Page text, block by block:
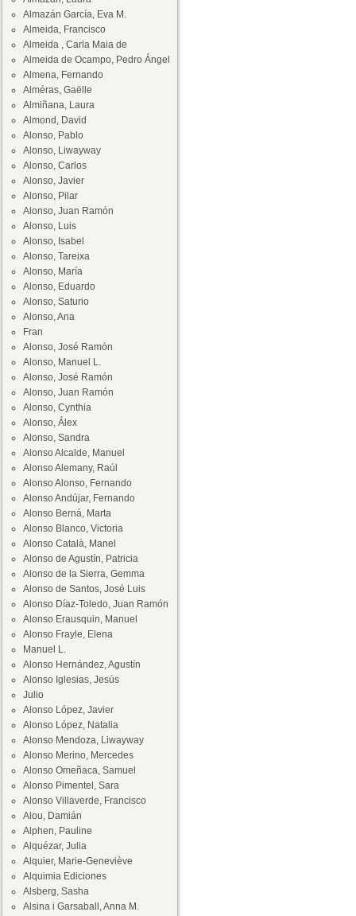
Almazán García, Eva M.
Almeida, Francisco
Almeida , Carla Maia de
Almeida de Ocampo, Pedro Ángel
Almena, Fernando
Alméras, Gaëlle
Almiñana, Laura
Almond, David
Alonso, Pablo
Alonso, Liwayway
Alonso, Carlos
Alonso, Javier
Alonso, Pilar
Alonso, Juan Ramón
Alonso, Luis
Alonso, Isabel
Alonso, Tareixa
Alonso, María
Alonso, Eduardo
Alonso, Saturio
Alonso, Ana
Fran
Alonso, José Ramón
Alonso, Manuel L.
Alonso, José Ramón
Alonso, Juan Ramón
Alonso, Cynthia
Alonso, Álex
Alonso, Sandra
Alonso Alcalde, Manuel
Alonso Alemany, Raúl
Alonso Alonso, Fernando
Alonso Andújar, Fernando
Alonso Berná, Marta
Alonso Blanco, Victoria
Alonso Català, Manel
Alonso de Agustín, Patricia
Alonso de la Sierra, Gemma
Alonso de Santos, José Luis
Alonso Díaz-Toledo, Juan Ramón
Alonso Erausquin, Manuel
Alonso Frayle, Elena
Manuel L.
Alonso Hernández, Agustín
Alonso Iglesias, Jesús
Julio
Alonso López, Javier
Alonso López, Natalia
Alonso Mendoza, Liwayway
Alonso Merino, Mercedes
Alonso Omeñaca, Samuel
Alonso Pimentel, Sara
Alonso Villaverde, Francisco
Alou, Damián
Alphen, Pauline
Alquézar, Julia
Alquier, Marie-Geneviève
Alquimia Ediciones
Alsberg, Sasha
Alsina i Garsaball, Anna M.